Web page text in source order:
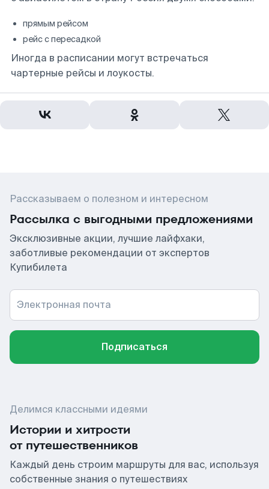
прямым рейсом
рейс с пересадкой
Иногда в расписании могут встречаться
чартерные рейсы и лоукосты.
Рассказываем о полезном и интересном
Рассылка с выгодными предложениями
Эксклюзивные акции, лучшие лайфхаки,
заботливые рекомендации от экспертов
Купибилета
Электронная почта
Подписаться
Делимся классными идеями
Истории и хитрости
от путешественников
Каждый день строим маршруты для вас, используя
собственные знания о путешествиях